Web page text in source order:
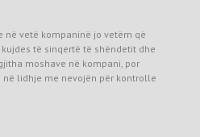
në vetë kompaninë jo vetëm që
të sinqertë të shëndetit dhe
moshave në kompani, por
lidhje me nevojën për kontrolle